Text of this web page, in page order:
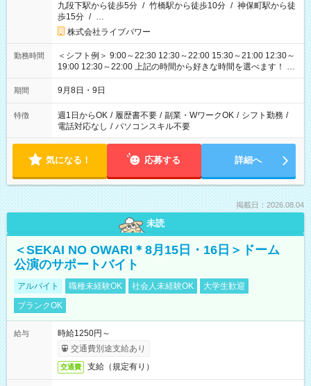
九段下駅から徒歩5分 / 竹橋駅から徒歩10分 / 神保町駅から徒
歩15分 / …
株式会社ライブパワー
勤務時間
＜シフト例＞ 9:00～22:30 12:30～22:00 15:30～21:00 12:30～
19:00 12:30～22:00 上記の時間から好きな時間を選べます！ ※
時間は変更となる可能性があります
期間 9月8日・9日
特徴 週1日からOK / 履歴書不要 / 副業・WワークOK / シフト勤務 /
電話対応なし / パソコンスキル不要
気になる！ 応募する 詳細へ
掲載日：2026.08.04
未読
＜SEKAI NO OWARI＊8月15日・16日＞ドーム
公演のサポートバイト
アルバイト 職種未経験OK 社会人未経験OK
大学生歓迎
ブランクOK
給与
時給1250円～
交通費別途支給あり
交通費 支給（規定有り）